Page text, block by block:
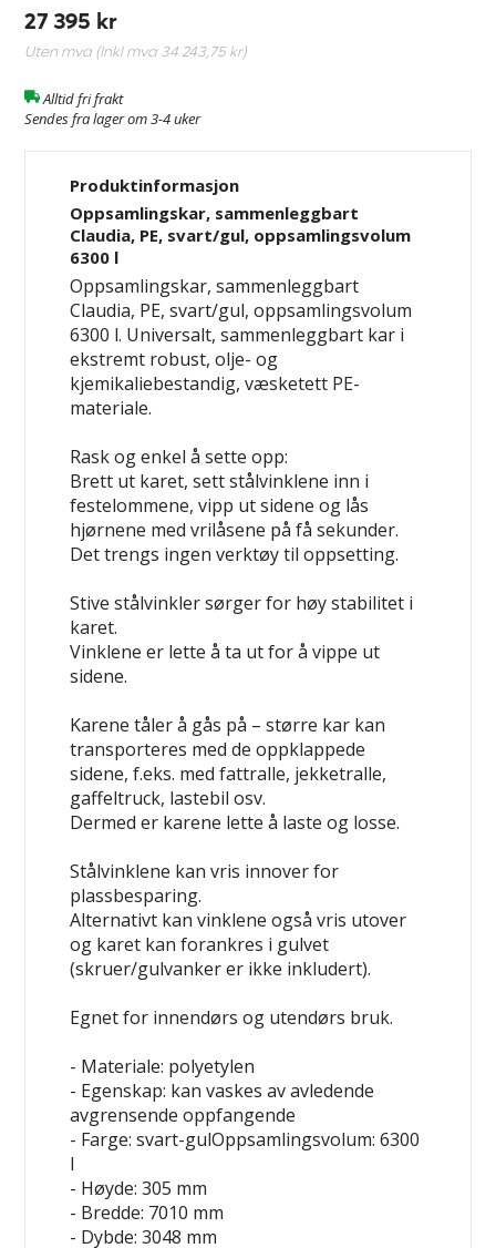
27 395 kr
Uten mva (Inkl mva 34 243,75 kr)
Alltid fri frakt
Sendes fra lager om 3-4 uker
Produktinformasjon
Oppsamlingskar, sammenleggbart
Claudia, PE, svart/gul, oppsamlingsvolum
6300 l
Oppsamlingskar, sammenleggbart
Claudia, PE, svart/gul, oppsamlingsvolum
6300 l. Universalt, sammenleggbart kar i
ekstremt robust, olje- og
kjemikaliebestandig, væsketett PE-
materiale.
Rask og enkel å sette opp:
Brett ut karet, sett stålvinklene inn i
festelommene, vipp ut sidene og lås
hjørnene med vrilåsene på få sekunder.
Det trengs ingen verktøytil oppsetting.
Stive stålvinkler sørger for høy stabilitet i
karet.
Vinklene er lette å ta ut for å vippe ut
sidene.
Karene tålerå gås på – større kar kan
transporteres med de oppklappede
sidene, f.eks. med fattralle, jekketralle,
gaffeltruck, lastebil osv.
Dermed er karene lette å laste og losse.
Stålvinklene kan vris innover for
plassbesparing.
Alternativt kan vinklene også vris utover
og karet kan forankres i gulvet
(skruer/gulvanker er ikke inkludert).
Egnet for innendørs og utendørs bruk.
- Materiale: polyetylen
- Egenskap: kan vaskes avavledende
avgrensendeoppfangende
- Farge: svart-gulOppsamlingsvolum: 6300
l
- Høyde: 305 mm
- Bredde: 7010 mm
- Dybde: 3048 mm